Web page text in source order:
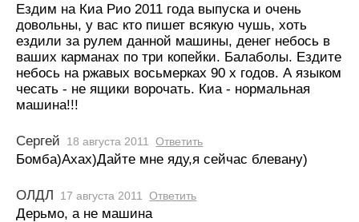
Ездим на Киа Рио 2011 года выпуска и очень
довольны, у вас кто пишет всякую чушь, хоть
ездили за рулем данной машины, денег небось в
ваших карманах по три копейки. Балаболы. Ездите
небось на ржавых восьмерках 90 х годов. А языком
чесать - не ящики ворочать. Киа - нормальная
машина!!!
Сергей 18 августа 2011 Ответить
Бомба)Ахах)Дайте мне яду,я сейчас блевану)
ОЛДЛ 17 августа 2011 Ответить
Дерьмо, а не машина